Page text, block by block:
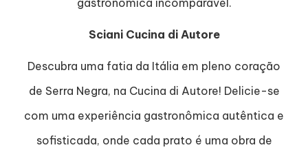
Sciani Cucina di Autore
Descubra uma fatia da Itália em pleno coração
de Serra Negra, na Cucina di Autore! Delicie-se
com uma experiência gastronômica autêntica e
sofisticada, onde cada prato é uma obra de